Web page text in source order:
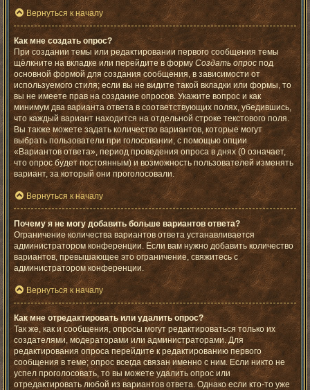
Вернуться к началу
Как мне создать опрос?
При создании темы или редактировании первого сообщения темы
щёлкните на вкладке или перейдите в форму Создать опрос под
основной формой для создания сообщения, в зависимости от
используемого стиля; если вы не видите такой вкладки или формы, то
вы не имеете прав на создание опросов. Укажите вопрос и как
минимум два варианта ответа в соответствующих полях, убедившись,
что каждый вариант находится на отдельной строке текстового поля.
Вы также можете задать количество вариантов, которые могут
выбрать пользователи при голосовании, с помощью опции
«Вариантов ответа», период проведения опроса в днях (0 означает,
что опрос будет постоянным) и возможность пользователей изменять
вариант, за который они проголосовали.
Вернуться к началу
Почему я не могу добавить больше вариантов ответа?
Ограничение количества вариантов ответа устанавливается
администратором конференции. Если вам нужно добавить количество
вариантов, превышающее это ограничение, свяжитесь с
администратором конференции.
Вернуться к началу
Как мне отредактировать или удалить опрос?
Так же, как и сообщения, опросы могут редактироваться только их
создателями, модераторами или администраторами. Для
редактирования опроса перейдите к редактированию первого
сообщения в теме; опрос всегда связан именно с ним. Если никто не
успел проголосовать, то вы можете удалить опрос или
отредактировать любой из вариантов ответа. Однако если кто-то уже